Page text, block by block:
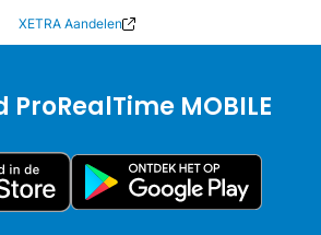
XETRA Aandelen
ProRealTime MOBILE